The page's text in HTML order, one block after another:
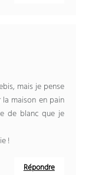
mais je pense
maison en pain
de blanc que je
!
Répondre